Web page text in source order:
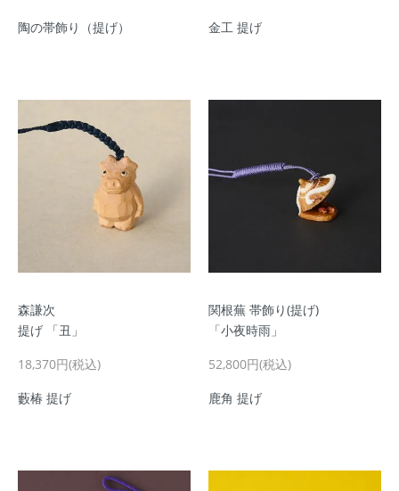
陶の帯飾り（提げ）
金工 提げ
森謙次
提げ 「丑」
18,370円(税込)
藪椿 提げ
関根蕪 帯飾り(提げ)
「小夜時雨」
52,800円(税込)
鹿角 提げ